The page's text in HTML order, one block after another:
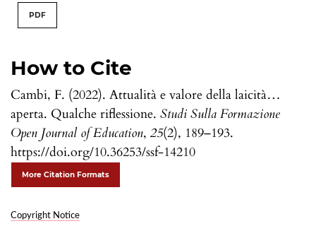
How to Cite
Cambi, F. (2022). Attualità e valore della laicità…
aperta. Qualche riflessione. Studi Sulla Formazione
Open Journal of Education, 25(2), 189–193.
https://doi.org/10.36253/ssf-14210
More Citation Formats
Copyright Notice
PDF